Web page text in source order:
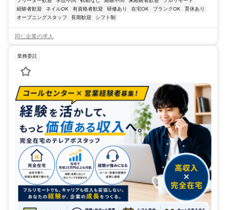
経験者歓迎
ネイルOK 有資格者歓迎 研修あり 在宅OK ブランクOK
育休あり
オープニングスタッフ
長期歓迎 シフト制
同じ企業の求人
業務委託